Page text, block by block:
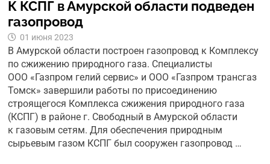
К КСПГ в Амурской области подведен
газопровод
01 июня 2023
В Амурской области построен газопровод к Комплексу
по сжижению природного газа. Специалисты
ООО «Газпром гелий сервис» и ООО «Газпром трансгаз
Томск» завершили работы по присоединению
строящегося Комплекса сжижения природного газа
(КСПГ) в районе г. Свободный в Амурской области
к газовым сетям. Для обеспечения природным
сырьевым газом КСПГ был сооружен газопровод …